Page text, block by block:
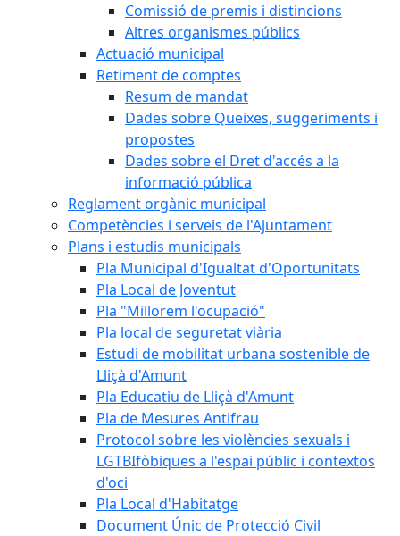
Comissió de premis i distincions
Altres organismes públics
Actuació municipal
Retiment de comptes
Resum de mandat
Dades sobre Queixes, suggeriments i
propostes
Dades sobre el Dret d'accés a la
informació pública
Reglament orgànic municipal
Competències i serveis de l'Ajuntament
Plans i estudis municipals
Pla Municipal d'Igualtat d'Oportunitats
Pla Local de Joventut
Pla "Millorem l'ocupació"
Pla local de seguretat viària
Estudi de mobilitat urbana sostenible de
Lliçà d'Amunt
Pla Educatiu de Lliçà d'Amunt
Pla de Mesures Antifrau
Protocol sobre les violències sexuals i
LGTBIfòbiques a l'espai públic i contextos
d'oci
Pla Local d'Habitatge
Document Únic de Protecció Civil